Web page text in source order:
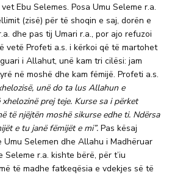
Ebu Selemes. Posa Umu Seleme r.a.
(zisë) për të shoqin e saj, dorën e
dhe pas tij Umari r.a., por ajo refuzoi
vetë Profeti a.s. i kërkoi që të martohet
i Allahut, unë kam tri cilësi: jam
në moshë dhe kam fëmijë. Profeti a.s.
unë do ta lus Allahun e
prej teje. Kurse sa i përket
të njëjtën moshë sikurse edhe ti. Ndërsa
e tu janë fëmijët e mi”. Pas kësaj
Umu Selemen dhe Allahu i Madhëruar
r.a. kishte bërë, për t’iu
të madhe fatkeqësia e vdekjes së të